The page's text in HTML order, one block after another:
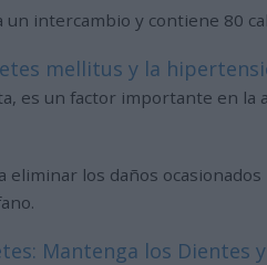
intercambio y contiene 80
mellitus y la
es un factor importante en la
eliminar los daños
Mantenga los Dientes y